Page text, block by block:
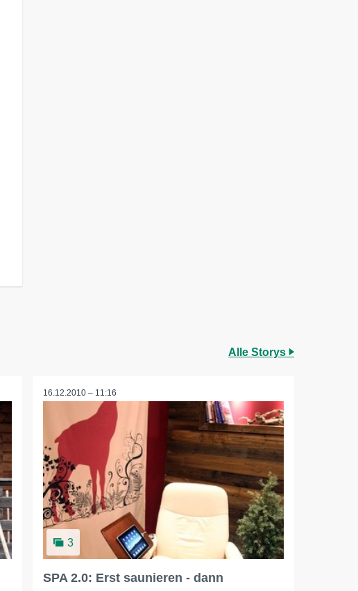
Alle Storys
16.12.2010 – 11:16
3
SPA 2.0: Erst saunieren - dann